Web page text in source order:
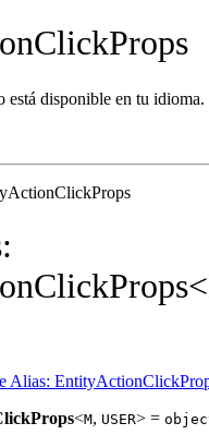
está disponible en tu idioma.
Alias:
<M, USER> =